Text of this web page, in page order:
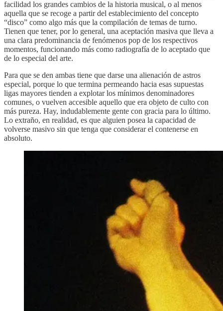
facilidad los grandes cambios de la historia musical, o al menos
aquella que se recoge a partir del establecimiento del concepto
“disco” como algo más que la compilación de temas de turno.
Tienen que tener, por lo general, una aceptación masiva que lleva a
una clara predominancia de fenómenos pop de los respectivos
momentos, funcionando más como radiografía de lo aceptado que
de lo especial del arte.
Para que se den ambas tiene que darse una alienación de astros
especial, porque lo que termina permeando hacia esas supuestas
ligas mayores tienden a explotar los mínimos denominadores
comunes, o vuelven accesible aquello que era objeto de culto con
más pureza. Hay, indudablemente gente con gracia para lo último.
Lo extraño, en realidad, es que alguien posea la capacidad de
volverse masivo sin que tenga que considerar el contenerse en
absoluto.